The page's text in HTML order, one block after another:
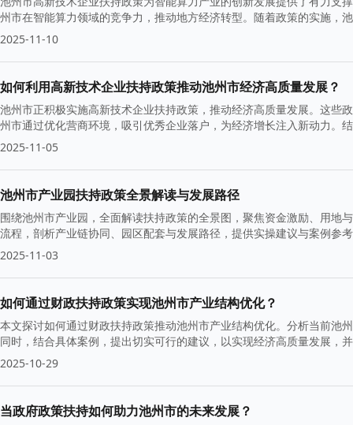
州市在智能算力领域的竞争力，推动地方经济转型。随着政策的实施，
的蓬勃发展。
2025-11-10
如何利用高新技术企业扶持政策推动池州市经济高质量发展？
池州市正积极实施高新技术企业扶持政策，推动经济高质量发展。这些
州市通过优化营商环境，吸引优秀企业落户，为经济增长注入新动力。
2025-11-05
池州市产业园扶持政策全景解读与发展路径
围绕池州市产业园，全面解读扶持政策的全景图，聚焦资金激励、用地
流程，剖析产业链协同、园区配套与发展路径，提供实操建议与案例参
2025-11-03
如何通过财政扶持政策实现池州市产业结构优化？
本文探讨如何通过财政扶持政策推动池州市产业结构优化。分析当前池
同时，结合具体案例，提出切实可行的建议，以实现经济高质量发展，
2025-10-29
当政府政策扶持如何助力池州市的未来发展？